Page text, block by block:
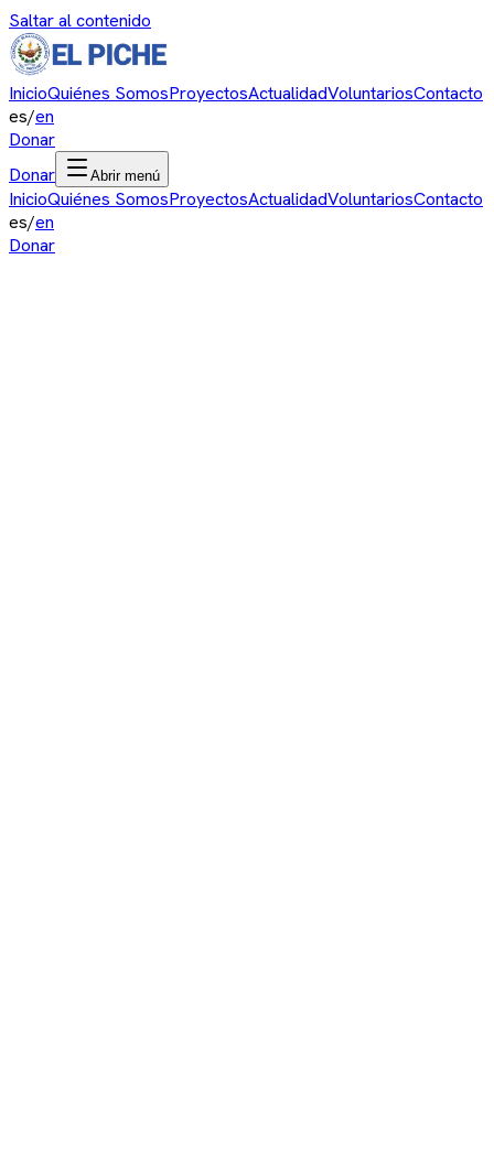
Saltar al contenido
InicioQuiénes SomosProyectosActualidadVoluntariosContacto
es/en
Donar
Donar
Abrir menú
InicioQuiénes SomosProyectosActualidadVoluntariosContacto
es/en
Donar